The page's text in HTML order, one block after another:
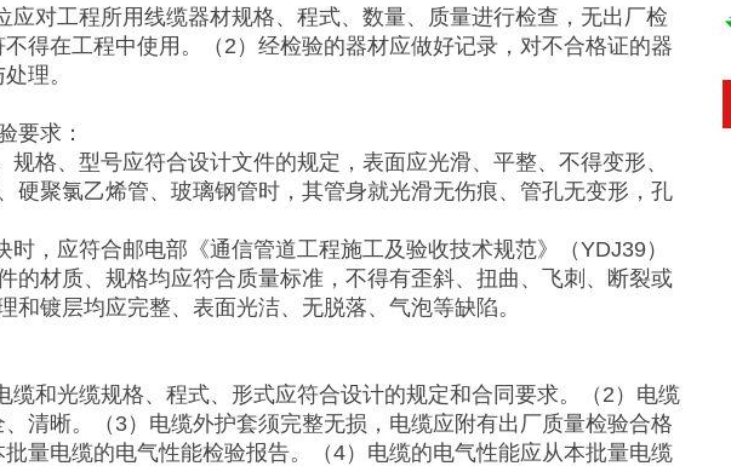
应对工程所用线缆器材规格、程式、数量、质量进行检查，无出厂检
得在工程中使用。（2）经检验的器材应做好记录，对不合格证的器
理。
要求：
规格、型号应符合设计文件的规定，表面应光滑、平整、不得变形、
硬聚氯乙烯管、玻璃钢管时，其管身就光滑无伤痕、管孔无变形，孔
时，应符合邮电部《通信管道工程施工及验收技术规范》（YDJ39）
的材质、规格均应符合质量标准，不得有歪斜、扭曲、飞刺、断裂或
和镀层均应完整、表面光洁、无脱落、气泡等缺陷。
缆和光缆规格、程式、形式应符合设计的规定和合同要求。（2）电缆
清晰。（3）电缆外护套须完整无损，电缆应附有出厂质量检验合格
量电缆的电气性能检验报告。（4）电缆的电气性能应从本批量电缆